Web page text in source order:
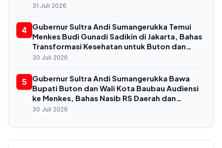
31 Juli 2026
4
Gubernur Sultra Andi Sumangerukka Temui
Menkes Budi Gunadi Sadikin di Jakarta, Bahas
Transformasi Kesehatan untuk Buton dan
Baubau
30 Juli 2026
5
Gubernur Sultra Andi Sumangerukka Bawa
Bupati Buton dan Wali Kota Baubau Audiensi
ke Menkes, Bahas Nasib RS Daerah dan
Kekurangan Dokter
30 Juli 2026